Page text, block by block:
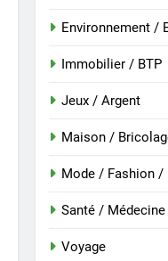
Environnement /
Immobilier / BTP
Jeux / Argent
Maison /
Mode / Fashion /
Santé / Médecine
Voyage